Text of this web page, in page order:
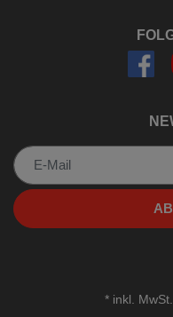
Newsletter
* inkl.